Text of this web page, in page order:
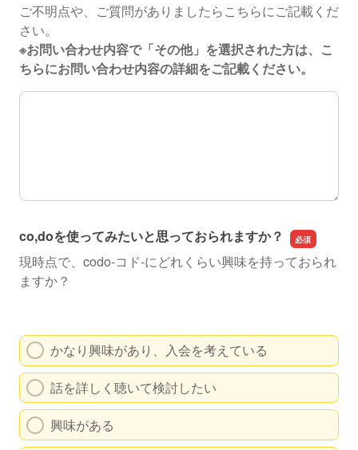
ご不明点や、ご質問がありましたらこちらにご記載くだ
さい。
※お問い合わせ内容で「その他」を選択された方は、こ
ちらにお問い合わせ内容の詳細をご記載ください。
特記事項
co,doを使ってみたいと思っておられますか？
現時点で、codo-コド-にどれくらい興味を持っておられ
ますか？
かなり興味があり、入会を考えている
話を詳しく聴いて検討したい
興味がある